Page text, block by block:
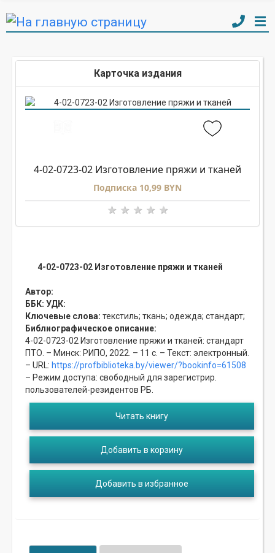
Карточка издания
4-02-0723-02 Изготовление пряжи и тканей
Подписка 10,99 BYN
4-02-0723-02 Изготовление пряжи и тканей
Автор:
ББК: УДК:
Ключевые слова: текстиль; ткань; одежда; стандарт;
Библиографическое описание:
4-02-0723-02 Изготовление пряжи и тканей: стандарт
ПТО. – Минск: РИПО, 2022. – 11 с. – Текст: электронный.
– URL: https://profbiblioteka.by/viewer/?bookinfo=61508
– Режим доступа: свободный для зарегистрир.
пользователей-резидентов РБ.
Читать книгу
Добавить в корзину
Добавить в избранное